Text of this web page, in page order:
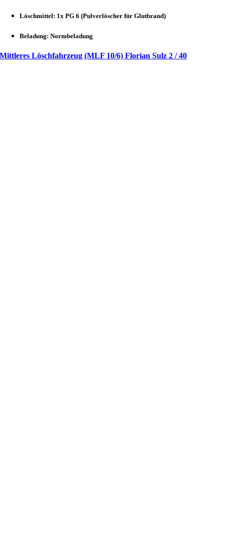
Löschmittel: 1x PG 6 (Pulverlöscher für Glutbrand)
Beladung: Normbeladung
Mittleres Löschfahrzeug (MLF 10/6) Florian Sulz 2 / 40